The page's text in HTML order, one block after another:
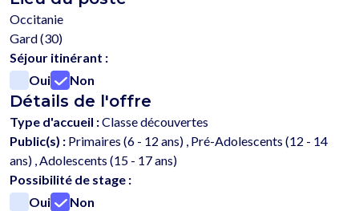
Occitanie
Gard (30)
Séjour itinérant :
Oui
Non
Détails de l'offre
Type d'accueil :Classe découvertes
Public(s) : Primaires (6 - 12 ans) , Pré-Adolescents (12 - 14
ans) , Adolescents (15 - 17 ans)
Possibilité de stage :
Oui
Non